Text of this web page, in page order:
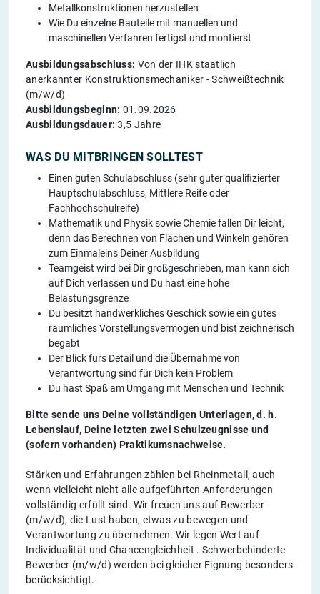
Metallkonstruktionen herzustellen
Wie Du einzelne Bauteile mit manuellen und
maschinellen Verfahren fertigst und montierst
Ausbildungsabschluss: Von der IHK staatlich
anerkannter Konstruktionsmechaniker - Schweißtechnik
(m/w/d)
Ausbildungsbeginn: 01.09.2026
Ausbildungsdauer: 3,5 Jahre
WAS DU MITBRINGEN SOLLTEST
Einen guten Schulabschluss (sehr guter qualifizierter
Hauptschulabschluss, Mittlere Reife oder
Fachhochschulreife)
Mathematik und Physik sowie Chemie fallen Dir leicht,
denn das Berechnen von Flächen und Winkeln gehören
zum Einmaleins Deiner Ausbildung
Teamgeist wird bei Dir großgeschrieben, man kann sich
auf Dich verlassen und Du hast eine hohe
Belastungsgrenze
Du besitzt handwerkliches Geschick sowie ein gutes
räumliches Vorstellungsvermögen und bist zeichnerisch
begabt
Der Blick fürs Detail und die Übernahme von
Verantwortung sind für Dich kein Problem
Du hast Spaß am Umgang mit Menschen und Technik
Bitte sende uns Deine vollständigen Unterlagen, d. h.
Lebenslauf, Deine letzten zwei Schulzeugnisse und
(sofern vorhanden) Praktikumsnachweise.
Stärken und Erfahrungen zählen bei Rheinmetall, auch
wenn vielleicht nicht alle aufgeführten Anforderungen
vollständig erfüllt sind. Wir freuen uns auf Bewerber
(m/w/d), die Lust haben, etwas zu bewegen und
Verantwortung zu übernehmen. Wir legen Wert auf
Individualität und Chancengleichheit . Schwerbehinderte
Bewerber (m/w/d) werden bei gleicher Eignung besonders
berücksichtigt.